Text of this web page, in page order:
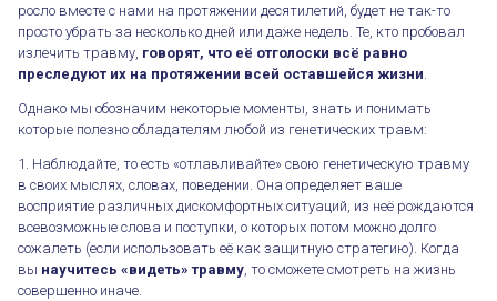
росло вместе с нами на протяжении десятилетий, будет не так-то
просто убрать за несколько дней или даже недель. Те, кто пробовал
излечить травму, говорят, что её отголоски всё равно
преследуют их на протяжении всей оставшейся жизни.
Однако мы обозначим некоторые моменты, знать и понимать
которые полезно обладателям любой из генетических травм:
1. Наблюдайте, то есть «отлавливайте» свою генетическую травму
в своих мыслях, словах, поведении. Она определяет ваше
восприятие различных дискомфортных ситуаций, из неё рождаются
всевозможные слова и поступки, о которых потом можно долго
сожалеть (если использовать её как защитную стратегию). Когда
вы научитесь «видеть» травму, то сможете смотреть на жизнь
совершенно иначе.